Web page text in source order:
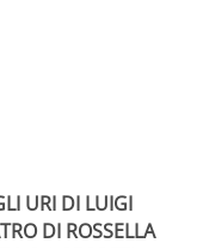
URI DI LUIGI
DI ROSSELLA